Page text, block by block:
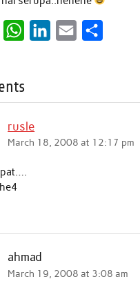
W
t
A
p
rusle
March 18, 2008 at 12:17 pm
ahmad
March 19, 2008 at 3:08 am